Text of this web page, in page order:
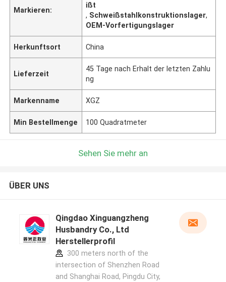
Markieren:
ißt
, Schweißstahlkonstruktionslager,
OEM-Vorfertigungslager
Herkunftsort China
Lieferzeit
45 Tage nach Erhalt der letzten Zahlu
ng
Markenname XGZ
Min Bestellmenge 100 Quadratmeter
Sehen Sie mehr an
ÜBER UNS
Qingdao Xinguangzheng
Husbandry Co., Ltd
Herstellerprofil
300 meters north of the
intersection of Shenzhen Road
and Shanghai Road, Pingdu City,